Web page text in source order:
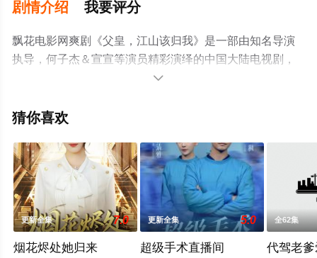
剧情介绍 我要评分
飘花电影网爽剧《父皇，江山该归我》是一部由知名导演
执导，何子杰＆宣宣等演员精彩演绎的中国大陆电视剧，
大结局剧情已揭晓（已完结），手机免费观看高清未删减
看，更多剧情信息可移步至豆瓣电视剧、电视猫或剧情网

猜你喜欢
更新全集 7.0
烟花烬处她归来
更新全集 5.0
超级手术直播间
全62集
代驾老